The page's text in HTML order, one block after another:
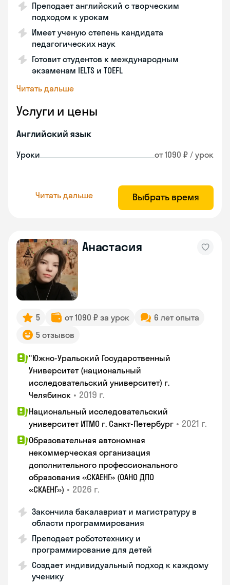
Преподает английский с творческим
подходом к урокам
Имеет ученую степень кандидата
педагогических наук
Готовит студентов к международным
экзаменам IELTS и TOEFL
Читать дальше
Услуги и цены
Английский язык
Уроки от 1090 ₽ / урок
Читать дальше Выбрать время
Анастасия
5 от 1090 ₽ за урок
6 лет опыта
5 отзывов
"Южно-Уральский Государственный
Университет (национальный
исследовательский университет) г.
Челябинск • 2019 г.
Национальный исследовательский
университет ИТМО г. Санкт-Петербург • 2021 г.
Образовательная автономная
некоммерческая организация
дополнительного профессионального
образования «СКАЕНГ» (ОАНО ДПО
«СКАЕНГ») • 2026 г.
Закончила бакалавриат и магистратуру в
области программирования
Преподает робототехнику и
программирование для детей
Создает индивидуальный подход к каждому
ученику